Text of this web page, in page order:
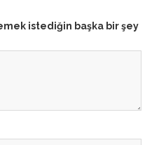
istediğin başka bir şey